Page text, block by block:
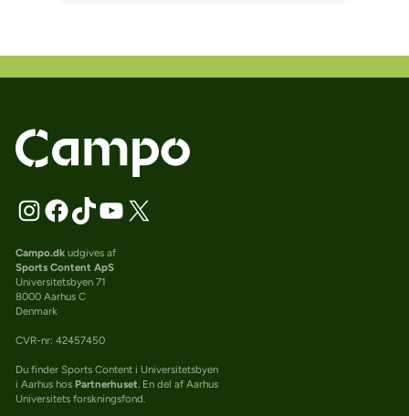
Campo.dkudgives af
Sports Content ApS
Universitetsbyen 71
8000 Aarhus C
Denmark
CVR-nr: 42457450
Du finder Sports Content i Universitetsbyen
i Aarhus hos Partnerhuset. En del af Aarhus
Universitets forskningsfond.